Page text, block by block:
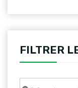
FILTRER